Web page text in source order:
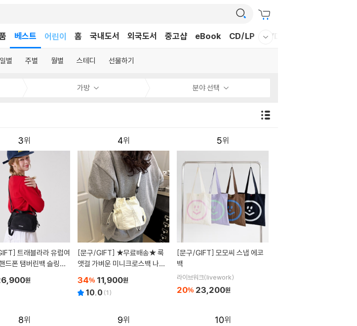
베스트
어린이
어린이
홈 국내도서 외국도서 중고샵 eBook CD/LP DVD/BD
일별 주별 월별 스테디 선물하기
가방 분야 선택
3
드폰 탬버린백 슬링백
원
4
[문구/GIFT]
앳걸 가벼운 미니크로스백 나일
34% 11,900원
10.0 (1)
5
[문구/GIFT]
백
라이브워크(livework)
20% 23,200원
8 9 10